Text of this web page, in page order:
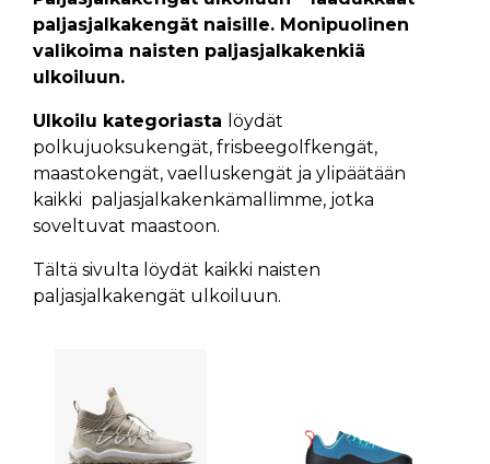
paljasjalkakengät naisille. Monipuolinen
valikoima naisten paljasjalkakenkiä
ulkoiluun.
Ulkoilu kategoriasta löydät
polkujuoksukengät, frisbeegolfkengät,
maastokengät, vaelluskengät ja ylipäätään
kaikki paljasjalkakenkämallimme, jotka
soveltuvat maastoon.
Tältä sivulta löydät kaikki naisten
paljasjalkakengät ulkoiluun.